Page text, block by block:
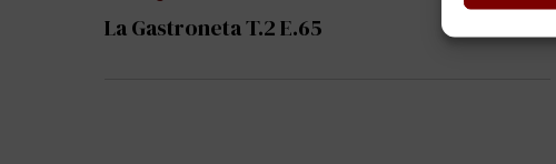
La Gastroneta T.2 E.65